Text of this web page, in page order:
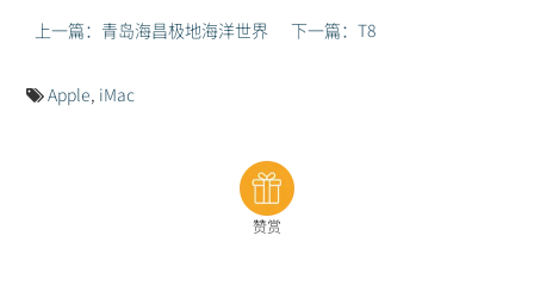
上一篇：青岛海昌极地海洋世界 下一篇：T8
Apple, iMac
赞赏